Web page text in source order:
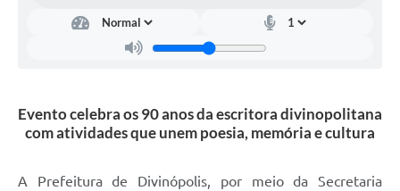
Evento celebra os 90 anos da escritora divinopolitana
com atividades que unem poesia, memória e cultura
A Prefeitura de Divinópolis, por meio da Secretaria